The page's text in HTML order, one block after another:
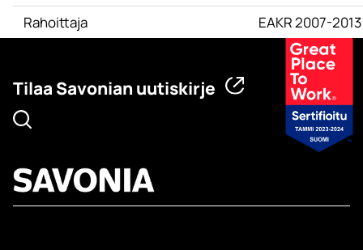
Rahoittaja
EAKR 2007-2013
Tilaa Savonian uutiskirje